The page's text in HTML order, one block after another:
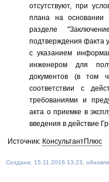
отсутствуют, при
плана на основании
разделе
подтверждения факта
с указанием
инженером для
документов (в том
соответствии с
требованиями и
акта о приемке в
введения в действие
Источник: КонсультантПлюс
Создана: 15.11.2016 13:23,